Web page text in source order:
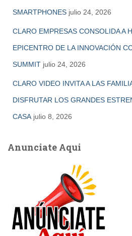
SMARTPHONES julio 24, 2026
CLARO EMPRESAS CONSOLIDA A
EPICENTRO DE LA INNOVACIÓN
SUMMIT julio 24, 2026
CLARO VIDEO INVITA A LAS
DISFRUTAR LOS GRANDES
CASA julio 8, 2026
Anunciate Aqui